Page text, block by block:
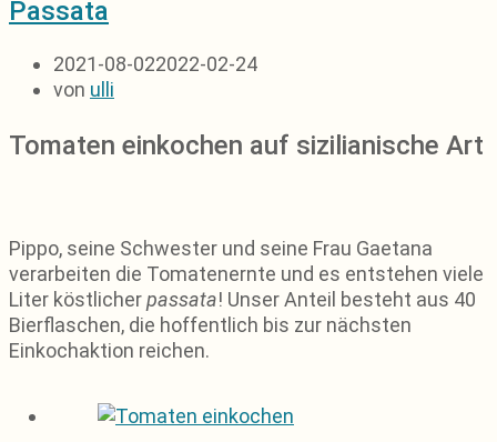
Passata
2021-08-022022-02-24
von ulli
Tomaten einkochen auf sizilianische Art
Pippo, seine Schwester und seine Frau Gaetana
verarbeiten die Tomatenernte und es entstehen viele
Liter köstlicherpassata! Unser Anteil besteht aus 40
Bierflaschen, die hoffentlich bis zur nächsten
Einkochaktion reichen.